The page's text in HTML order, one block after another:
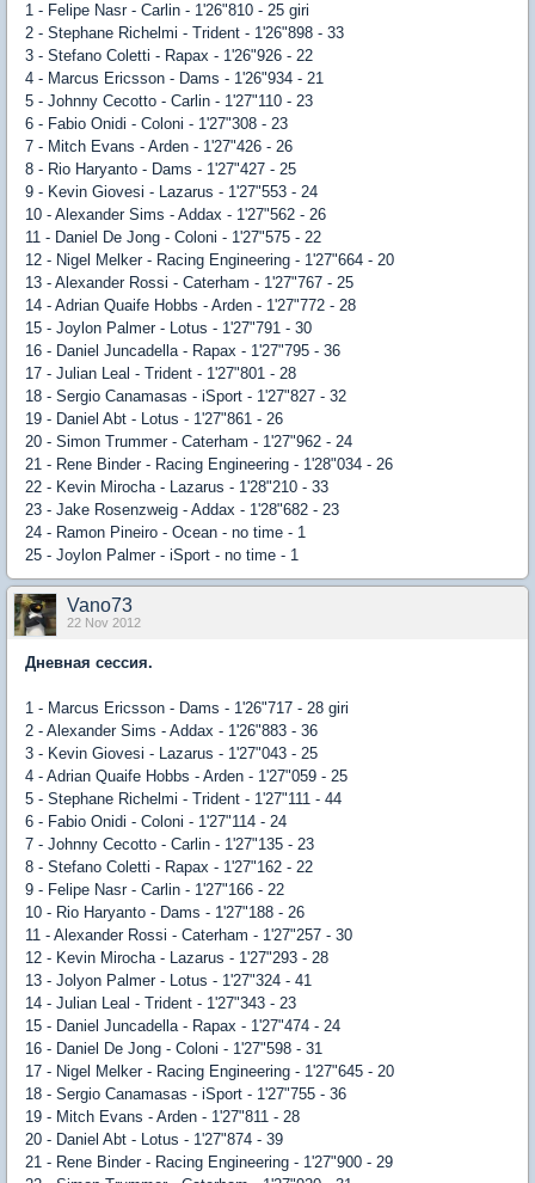
1 - Felipe Nasr - Carlin - 1'26"810 - 25 giri
2 - Stephane Richelmi - Trident - 1'26"898 - 33
3 - Stefano Coletti - Rapax - 1'26"926 - 22
4 - Marcus Ericsson - Dams - 1'26"934 - 21
5 - Johnny Cecotto - Carlin - 1'27"110 - 23
6 - Fabio Onidi - Coloni - 1'27"308 - 23
7 - Mitch Evans - Arden - 1'27"426 - 26
8 - Rio Haryanto - Dams - 1'27"427 - 25
9 - Kevin Giovesi - Lazarus - 1'27"553 - 24
10 - Alexander Sims - Addax - 1'27"562 - 26
11 - Daniel De Jong - Coloni - 1'27"575 - 22
12 - Nigel Melker - Racing Engineering - 1'27"664 - 20
13 - Alexander Rossi - Caterham - 1'27"767 - 25
14 - Adrian Quaife Hobbs - Arden - 1'27"772 - 28
15 - Joylon Palmer - Lotus - 1'27"791 - 30
16 - Daniel Juncadella - Rapax - 1'27"795 - 36
17 - Julian Leal - Trident - 1'27"801 - 28
18 - Sergio Canamasas - iSport - 1'27"827 - 32
19 - Daniel Abt - Lotus - 1'27"861 - 26
20 - Simon Trummer - Caterham - 1'27"962 - 24
21 - Rene Binder - Racing Engineering - 1'28"034 - 26
22 - Kevin Mirocha - Lazarus - 1'28"210 - 33
23 - Jake Rosenzweig - Addax - 1'28"682 - 23
24 - Ramon Pineiro - Ocean - no time - 1
25 - Joylon Palmer - iSport - no time - 1
Vano73
22 Nov 2012
Дневная сессия.
1 - Marcus Ericsson - Dams - 1'26"717 - 28 giri
2 - Alexander Sims - Addax - 1'26"883 - 36
3 - Kevin Giovesi - Lazarus - 1'27"043 - 25
4 - Adrian Quaife Hobbs - Arden - 1'27"059 - 25
5 - Stephane Richelmi - Trident - 1'27"111 - 44
6 - Fabio Onidi - Coloni - 1'27"114 - 24
7 - Johnny Cecotto - Carlin - 1'27"135 - 23
8 - Stefano Coletti - Rapax - 1'27"162 - 22
9 - Felipe Nasr - Carlin - 1'27"166 - 22
10 - Rio Haryanto - Dams - 1'27"188 - 26
11 - Alexander Rossi - Caterham - 1'27"257 - 30
12 - Kevin Mirocha - Lazarus - 1'27"293 - 28
13 - Jolyon Palmer - Lotus - 1'27"324 - 41
14 - Julian Leal - Trident - 1'27"343 - 23
15 - Daniel Juncadella - Rapax - 1'27"474 - 24
16 - Daniel De Jong - Coloni - 1'27"598 - 31
17 - Nigel Melker - Racing Engineering - 1'27"645 - 20
18 - Sergio Canamasas - iSport - 1'27"755 - 36
19 - Mitch Evans - Arden - 1'27"811 - 28
20 - Daniel Abt - Lotus - 1'27"874 - 39
21 - Rene Binder - Racing Engineering - 1'27"900 - 29